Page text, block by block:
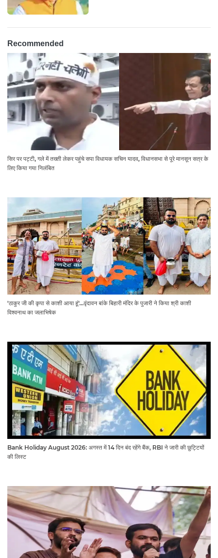
Recommended
सिर पर पट्टी, गले में तख्ती लेकर पहुंचे सपा विधायक सचिन यादव, विधानसभा से पूरे मानसून सत्र के
लिए किया गया निलंबित
'ठाकुर जी की कृपा से काशी आया हूं'...वृंदावन बांके बिहारी मंदिर के पुजारी ने किया श्री काशी
विश्वनाथ का जलाभिषेक
Bank Holiday August 2026: अगस्त में 14 दिन बंद रहेंगे बैंक, RBI ने जारी की छुट्टियों
की लिस्ट​​​​​​​